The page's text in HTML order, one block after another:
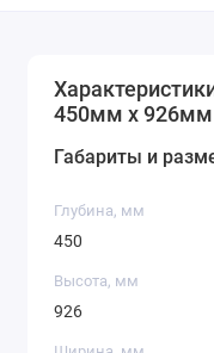
450мм x 926мм
Габариты и
Глубина, мм
450
Высота, мм
926